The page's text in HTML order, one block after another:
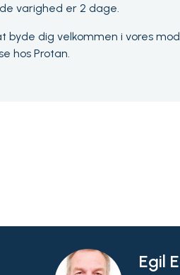
varighed er 2 dage.
byde dig velkommen i vores
hos Protan.
Egil